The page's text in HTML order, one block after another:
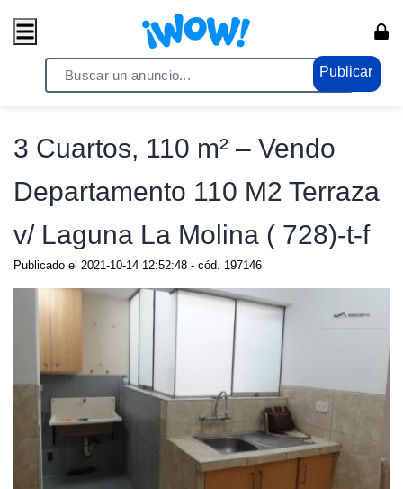
Publicar
/ Propiedades / Casas
3 Cuartos, 110 m² – Vendo
Departamento 110 M2 Terraza
v/ Laguna La Molina ( 728)-t-f
Publicado el 2021-10-14 12:52:48 - cód. 197146